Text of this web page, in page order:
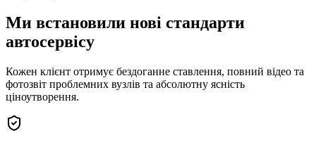
Ми встановили нові стандарти
автосервісу
Кожен клієнт отримує бездоганне ставлення, повний відео та
фотозвіт проблемних вузлів та абсолютну ясність
ціноутворення.